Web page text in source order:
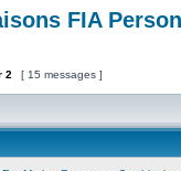
FIA
2 [ 15 messages ]